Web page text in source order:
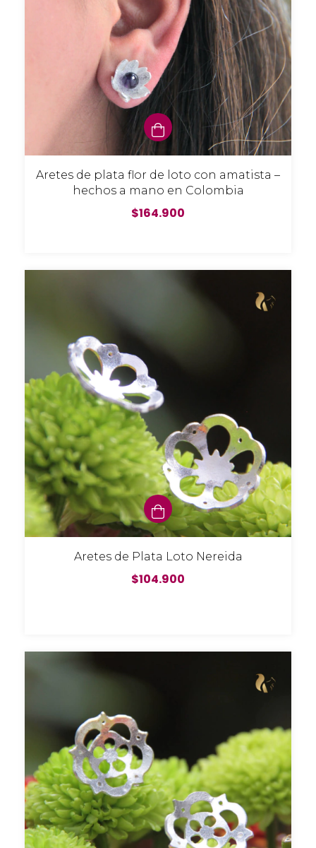
Aretes de plata flor de loto con amatista –
hechos a mano en Colombia
$164.900
Aretes de Plata Loto Nereida
$104.900